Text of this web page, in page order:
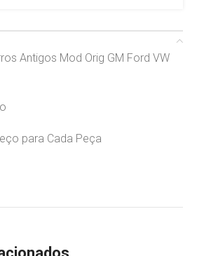
Antigos Mod Orig GM Ford VW
para Cada Peça